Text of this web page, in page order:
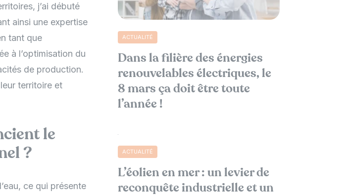
j’ai débuté
ainsi une expertise
tant que
à l’optimisation du
de production.
territoire et
le
?
ce qui présente
ACTUALITÉ
Dans la filière des énergies
renouvelables électriques, le
8 mars ça doit être toute
l’année !
ACTUALITÉ
L’éolien en mer : un levier de
reconquête industrielle et un